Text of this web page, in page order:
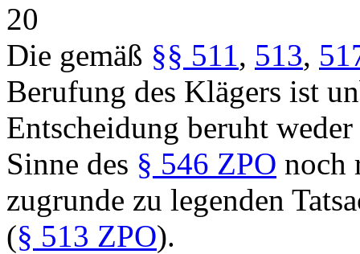
20
Die gemäß §§ 511, 513,
Berufung des Klägers ist
Entscheidung beruht
Sinne des § 546 ZPO noch
zugrunde zu legenden
(§ 513 ZPO).